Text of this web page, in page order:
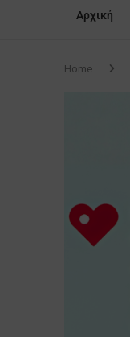
Αρχική
Home